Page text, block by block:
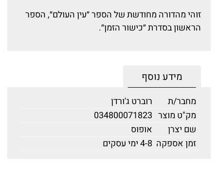
זוהי מהדורה מחודשת של הספר ״עין העולם״, הספר
הראשון בסדרת ״כישור הזמן״.
מידע נוסף
מחבר/ת
רוברט ג'ורדן
מק"ט מוצר 034800071823
שם יצרן
אופוס
זמן אספקה 4-8 ימי עסקים